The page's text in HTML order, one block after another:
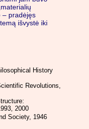
– pradėjęs
išvystė iki
History
Revolutions,
2000
Society, 1946